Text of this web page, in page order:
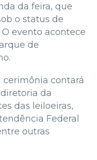
da feira, que
o status de
O evento acontece
de
cerimônia contará
da
das leiloeiras,
Federal
outras